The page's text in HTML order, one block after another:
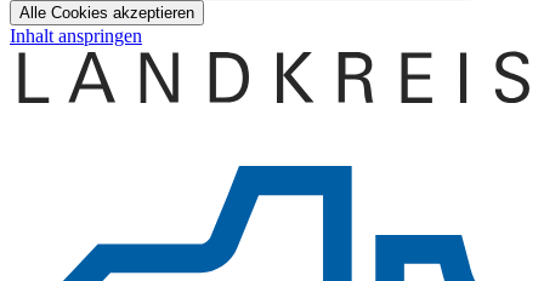
Alle Cookies akzeptieren
Inhalt anspringen